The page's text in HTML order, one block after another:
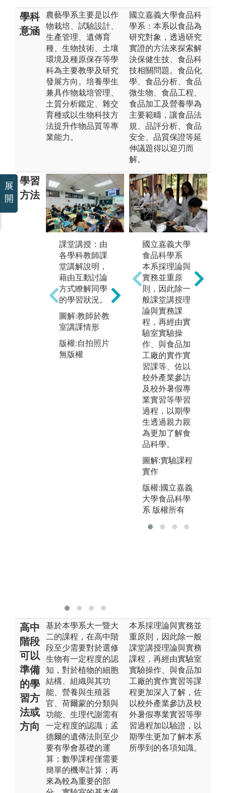
學科
意涵
農藝學系主要是以作
物栽培、試驗設計、
生產管理、遺傳育
種、生物技術、土壤
環境及種原保存等學
科為主要教學及研究
發展方向。培養學生
兼具作物栽培管理、
土質分析鑑定、雜交
育種或以生物科技方
法提升作物品質等專
業能力。
國立嘉義大學食品科
學系：本系以食品為
研究對象，透過研究
實證的方法來探索解
決保健生技、食品科
技相關問題。食品化
學、食品分析、食品
微生物、食品工程、
食品加工及營養學為
主要範疇，讓食品法
規、品評分析、食品
安全、品質保證等延
伸議題得以迎刃而
解。
學習
方法
課堂講授：由
各學科教師課
堂講解說明，
藉由互動討論
方式瞭解同學
的學習狀況。
圖解:教師於教
室講課情形
版權:自拍照片
無版權
專題討論：經
由文獻閱讀、
分析整理及報
告檔案的製
作，訓練學生
對問題的發
現、分析、解
決及檔案報告
的呈現。
圖解:學生閱讀
文獻後，將成
果整理進行專
題報告
版權:自拍照片
無版權
國立嘉義大學
食品科學系
本系採理論與
實務並重原
則，因此除一
般課堂講授理
論與實務課
程，再經由實
驗室實驗操
作、與食品加
工廠的實作實
習課等、佐以
校外產業參訪
及校外暑假專
業實習等學習
過程，以期學
生透過親力親
為更加了解食
品科學。
圖解:實驗課程
實作
版權:國立嘉義
大學食品科學
系 版權所有
高中
階段
可以
準備
的學
習方
法或
方向
基於本學系大一暨大
二的課程，在高中階
段至少需要對於選修
生物有一定程度的認
知，對於植物的細胞
結構、組織與其功
能、營養與生殖器
官、荷爾蒙的分類與
功能、生理代謝需有
一定程度的認識；孟
德爾的遺傳法則至少
要有學會基礎的運
算；數學課程僅需要
簡單的機率計算；再
來為較為重要的部
本系採理論與實務並
重原則，因此除一般
課堂講授理論與實務
課程，再經由實驗室
實驗操作、與食品加
工廠的實作實習等課
程更加深入了解，佐
以校外產業參訪及校
外暑假專業實習等學
習過程加以驗證，以
期學生更加了解本系
所學到的各項知識。
展
開